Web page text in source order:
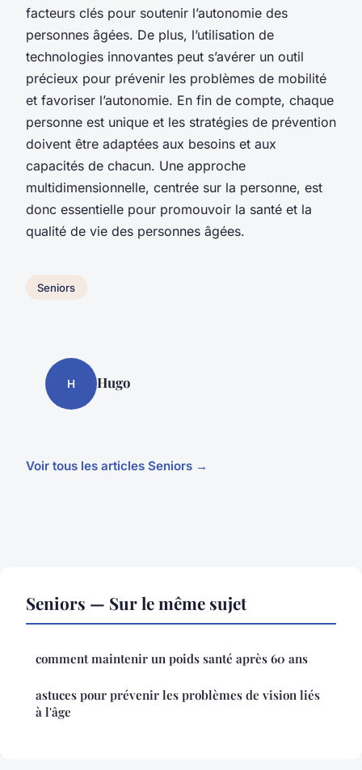
facteurs clés pour soutenir l’autonomie des
personnes âgées. De plus, l’utilisation de
technologies innovantes peut s’avérer un outil
précieux pour prévenir les problèmes de mobilité
et favoriser l’autonomie. En fin de compte, chaque
personne est unique et les stratégies de prévention
doivent être adaptées aux besoins et aux
capacités de chacun. Une approche
multidimensionnelle, centrée sur la personne, est
donc essentielle pour promouvoir la santé et la
qualité de vie des personnes âgées.
Seniors
H Hugo
Voir tous les articles Seniors →
Seniors — Sur le même sujet
comment maintenir un poids santé après 60 ans
astuces pour prévenir les problèmes de vision liés
à l'âge